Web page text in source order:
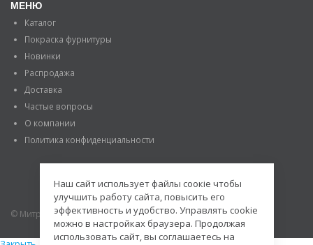
МЕНЮ
Каталог
Покраска фурнитуры
Новинки
Распродажа
Доставка
Частые вопросы
О компании
Политика конфиденциальности
© Митраде. 2020. Все права защищены.
Наш сайт использует файлы соокіе чтобы
улучшить работу сайта, повысить его
эффективность и удобство. Управлять cookie
можно в настройках браузера. Продолжая
использовать сайт, вы соглашаетесь на